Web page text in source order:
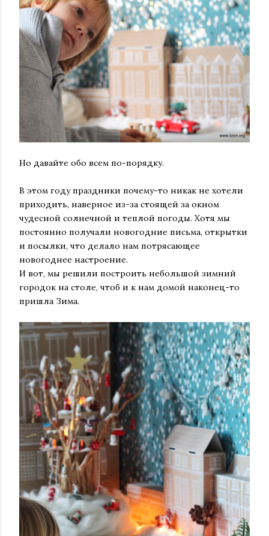
Но давайте обо всем по-порядку.
В этом году праздники почему-то никак не хотели
приходить, наверное из-за стоящей за окном
чудесной солнечной и теплой погоды. Хотя мы
постоянно получали новогодние письма, открытки
и посылки, что делало нам потрясающее
новогоднее настроение.
И вот, мы решили построить небольшой зимний
городок на столе, чтоб и к нам домой наконец-то
пришла Зима.